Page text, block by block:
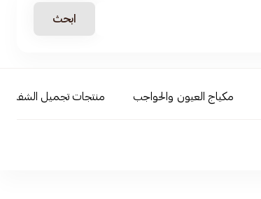
ابحث
مكياج العيون والحواجب منتجات تجميل الشفاه